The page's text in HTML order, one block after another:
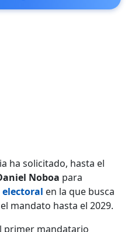
ha solicitado, hasta el
Noboa para
electoral en la que busca
mandato hasta el 2029.
primer mandatario